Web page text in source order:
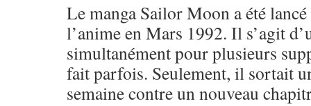
Le manga Sailor Moon a été
l’anime en Mars 1992. Il s’agit
simultanément pour plusieurs
fait parfois. Seulement, il sortait
semaine contre un nouveau